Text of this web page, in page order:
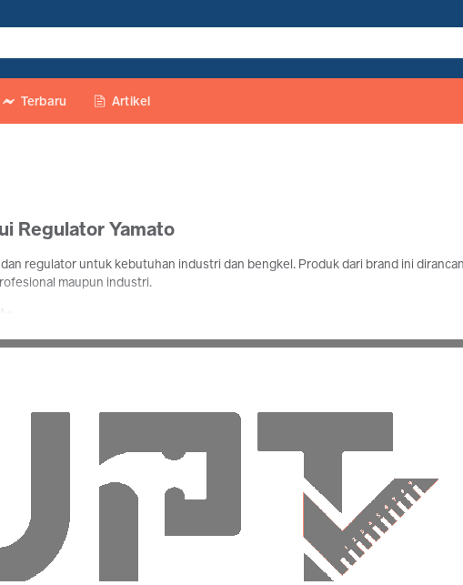
Terbaru Artikel
Regulator Yamato
regulator untuk kebutuhan industri dan bengkel. Produk dari brand ini
maupun industri.
LPG, dan regulator OXY yang digunakan untuk pengelasan dan